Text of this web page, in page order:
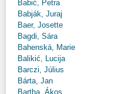
Babić, Petra
Babják, Juraj
Baer, Josette
Bagdi, Sára
Bahenská, Marie
Balikić, Lucija
Barczi, Július
Bárta, Jan
Bartha, Ákos